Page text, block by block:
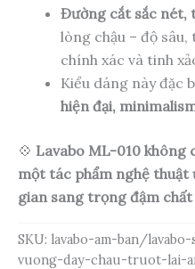
Đường cắt sắc nét,
lòng chậu – độ
chính xác và tinh
Kiểu dáng này đặc
hiện đại,
💠 Lavabo ML-010 không
một tác phẩm nghệ thuật
gian sang trọng đậm
SKU: lavabo-am-ban/
vuong-day-chau-truot-lai-